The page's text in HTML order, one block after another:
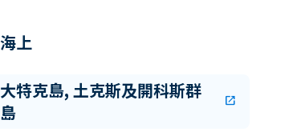
海上
大特克島, 土克斯及開科斯群
島
open_in_new